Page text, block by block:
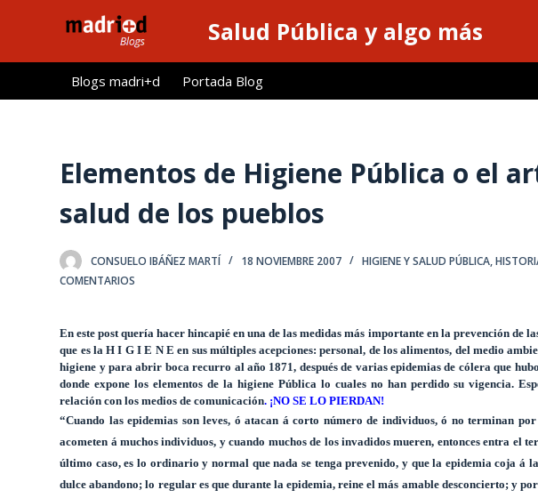
l
Salud Pública y algo más
Blogs madri+d Portada Blog
Elementos de Higiene Pública o el
salud de los pueblos
CONSUELO IBÁÑEZ MARTÍ 18 NOVIEMBRE 2007 HIGIENE Y SALUD PÚBLICA,
COMENTARIOS
En este post quería hacer hincapié en una de las medidas más importante en la prevención de
que es laH I G I E N E en sus múltiples acepciones: personal, de los alimentos, del medio
higiene y para abrir boca recurro al año 1871, después de varias epidemias de cólera que
donde expone los elementos de la higiene Públicalo cuales no han perdido su vigencia.
relación con los medios de comunicación. ¡NO SE LO PIERDAN!
“Cuando las epidemias son leves, ó atacan á corto número de individuos, ó no terminan
acometen á muchos individuos, y cuando muchos de los invadidos mueren, entonces entra el
último caso, es lo ordinario y normal que nada se tenga prevenido, y que la epidemia coja á
dulce abandono; lo regular es que durante la epidemia, reine el más amable desconcierto; y